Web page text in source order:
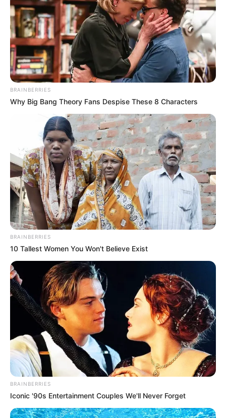
BRAINBERRIES
Why Big Bang Theory Fans Despise These 8 Characters
BRAINBERRIES
10 Tallest Women You Won't Believe Exist
BRAINBERRIES
Iconic '90s Entertainment Couples We'll Never Forget